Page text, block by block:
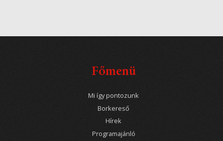
Főmenü
Mi így pontozunk
Borkereső
Hírek
Programajánló